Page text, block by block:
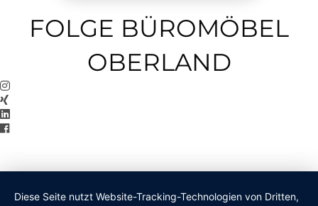
FOLGE BÜROMÖBEL
OBERLAND
Diese Seite nutzt Website-Tracking-Technologien von Dritten,